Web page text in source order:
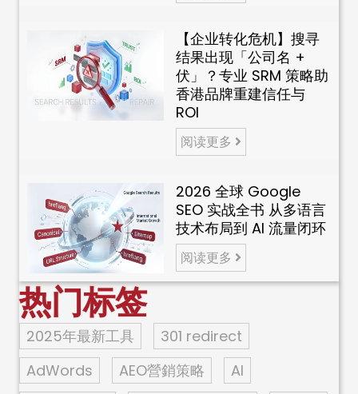
【企业转化危机】搜寻
结果出现「公司名 +
伏」？专业 SRM 策略助
香港品牌重建信任与
ROI
阅读更多
2026 全球 Google
SEO 实战全书 从多语言
技术布局到 AI 流量闭环
阅读更多
热门标签
2025年最新工具
301 redirect
AdWords
AEO營銷策略
AI